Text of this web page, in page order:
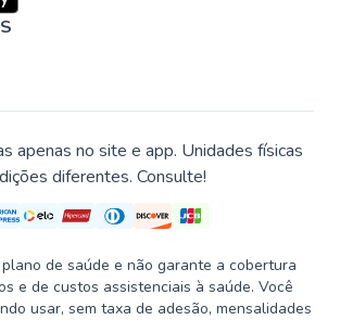
apenas no site e app. Unidades físicas
diferentes. Consulte!
de saúde e não garante a cobertura
e de custos assistenciais à saúde. Você
usar, sem taxa de adesão, mensalidades